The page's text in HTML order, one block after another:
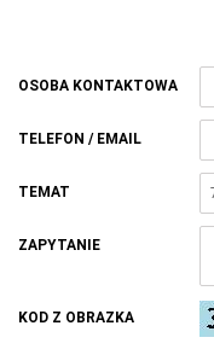
OSOBA KONTAKTOWA
TELEFON / EMAIL
TEMAT
ZAPYTANIE
KOD Z OBRAZKA